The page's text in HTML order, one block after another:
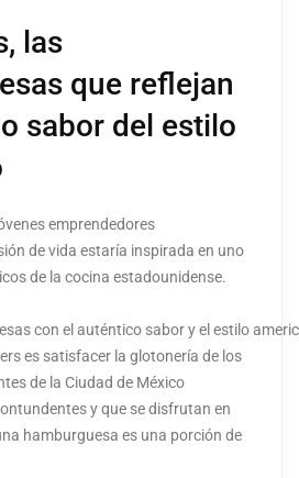
las
que reflejan
sabor del estilo
emprendedores
de vida estaría inspirada en uno
de la cocina estadounidense.
con el auténtico sabor y el estilo
es satisfacer la glotonería de los
de la Ciudad de México
y que se disfrutan en
hamburguesa es una porción de